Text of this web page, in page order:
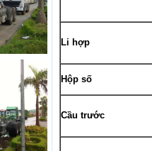
Li hợp
Hộp số
Cầu trước